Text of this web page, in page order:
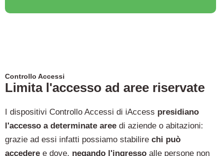
Controllo Accessi
Limita l'accesso ad aree riservate
I dispositivi Controllo Accessi di iAccess presidiano
l'accesso a determinate aree di aziende o abitazioni:
grazie ad essi infatti possiamo stabilire chi può
accedere e dove, negando l'ingresso alle persone non